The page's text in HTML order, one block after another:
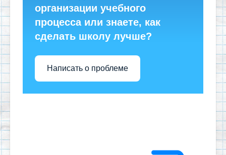
организации учебного
процесса или знаете, как
сделать школу лучше?
Написать о проблеме